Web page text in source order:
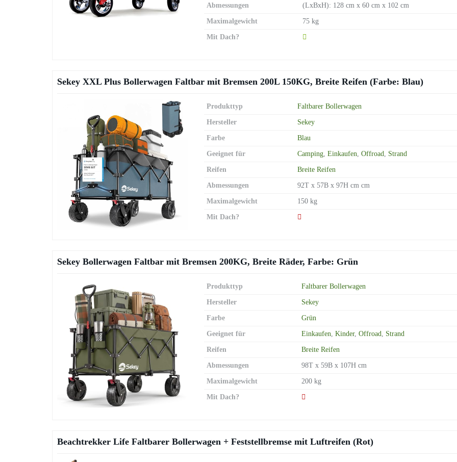
Abmessungen (LxBxH): 128 cm x 60 cm x 102 cm
Maximalgewicht 75 kg
Mit Dach?
Sekey XXL Plus Bollerwagen Faltbar mit Bremsen 200L 150KG, Breite Reifen (Farbe: Blau)
Produkttyp Faltbarer Bollerwagen
Hersteller Sekey
Farbe Blau
Geeignet für Camping, Einkaufen, Offroad, Strand
Reifen Breite Reifen
Abmessungen 92T x 57B x 97H cm cm
Maximalgewicht 150 kg
Mit Dach?
Sekey Bollerwagen Faltbar mit Bremsen 200KG, Breite Räder, Farbe: Grün
Produkttyp Faltbarer Bollerwagen
Hersteller Sekey
Farbe Grün
Geeignet für Einkaufen, Kinder, Offroad, Strand
Reifen Breite Reifen
Abmessungen 98T x 59B x 107H cm
Maximalgewicht 200 kg
Mit Dach?
Beachtrekker Life Faltbarer Bollerwagen + Feststellbremse mit Luftreifen (Rot)